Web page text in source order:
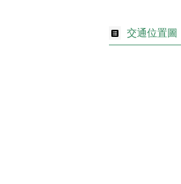
交通位置圖